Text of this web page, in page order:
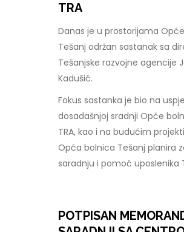
TRA
Danas je u prostorijama
Tešanj održan sastanak sa
Tešanjske razvojne agencije
Kadušić.
Fokus sastanka je bio na
dosadašnjoj sradnji Opće
TRA, kao i na budućim
Opća bolnica Tešanj planira
saradnju i pomoć uposlenika
POTPISAN